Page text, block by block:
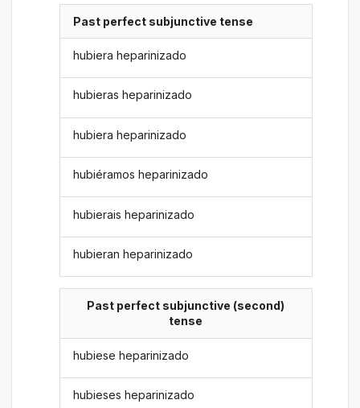
Past perfect subjunctive tense
hubiera heparinizado
hubieras heparinizado
hubiera heparinizado
hubiéramos heparinizado
hubierais heparinizado
hubieran heparinizado
Past perfect subjunctive (second)
tense
hubiese heparinizado
hubieses heparinizado